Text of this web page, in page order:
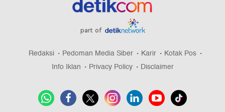
part of
Redaksi Pedoman Media Siber Karir
Kotak Pos
Info Iklan
Privacy Policy Disclaimer